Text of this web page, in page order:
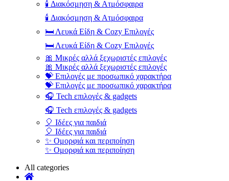
🕯️ Διακόσμηση & Ατμόσφαιρα
🕯️ Διακόσμηση & Ατμόσφαιρα
🛏️ Λευκά Είδη & Cozy Επιλογές
🛏️ Λευκά Είδη & Cozy Επιλογές
🎀 Μικρές αλλά ξεχωριστές επιλογές
🎀 Μικρές αλλά ξεχωριστές επιλογές
💝 Επιλογές με προσωπικό χαρακτήρα
💝 Επιλογές με προσωπικό χαρακτήρα
🎧 Tech επιλογές & gadgets
🎧 Tech επιλογές & gadgets
🎈 Ιδέες για παιδιά
🎈 Ιδέες για παιδιά
✨ Ομορφιά και περιποίηση
✨ Ομορφιά και περιποίηση
All categories